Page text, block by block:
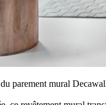
parement mural